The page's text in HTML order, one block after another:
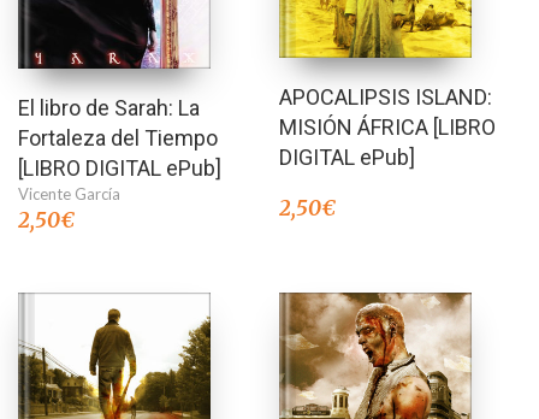
El libro de Sarah: La
Fortaleza del Tiempo
[LIBRO DIGITAL ePub]
Vicente García
2,50€
APOCALIPSIS ISLAND:
MISIÓN ÁFRICA [LIBRO
DIGITAL ePub]
2,50€